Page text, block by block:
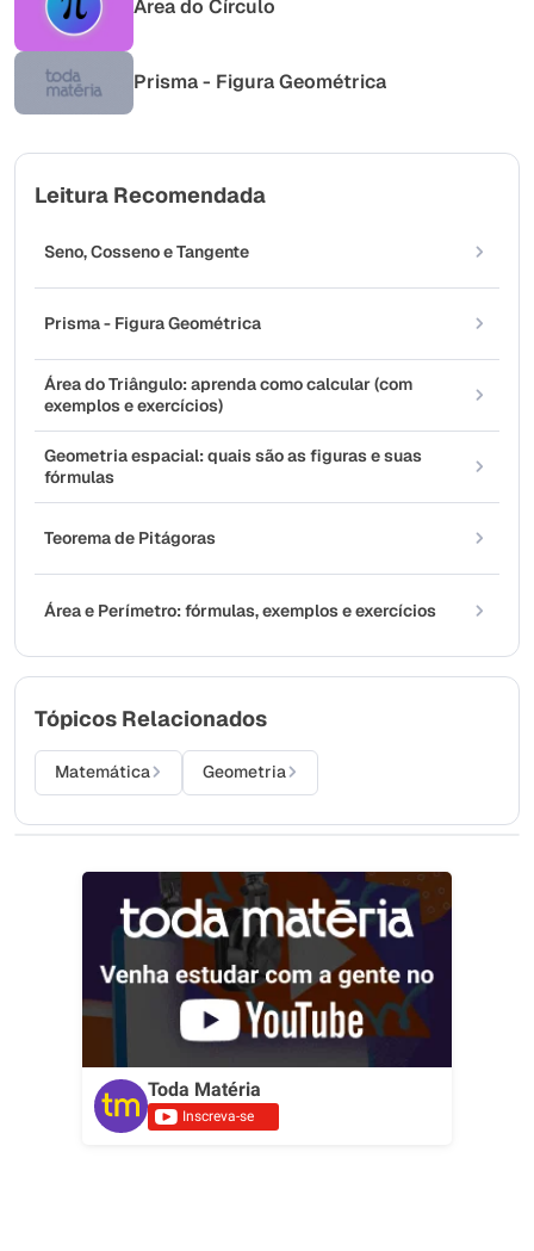
Área do Círculo
Prisma - Figura Geométrica
Leitura Recomendada
Seno, Cosseno e Tangente
Prisma - Figura Geométrica
Área do Triângulo: aprenda como calcular (com
exemplos e exercícios)
Geometria espacial: quais são as figuras e suas
fórmulas
Teorema de Pitágoras
Área e Perímetro: fórmulas, exemplos e exercícios
Tópicos Relacionados
Matemática Geometria
Toda Matéria
Inscreva-se